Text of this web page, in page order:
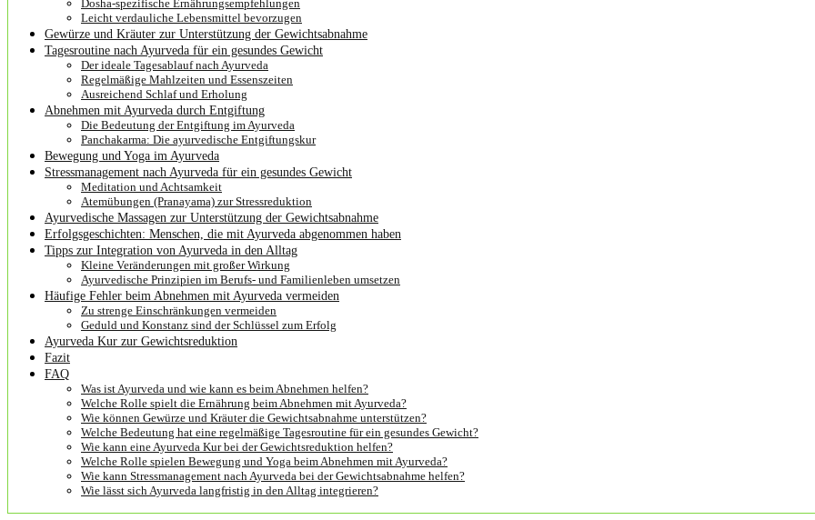
Dosha-spezifische Ernährungsempfehlungen
Leicht verdauliche Lebensmittel bevorzugen
Gewürze und Kräuter zur Unterstützung der Gewichtsabnahme
Tagesroutine nach Ayurveda für ein gesundes Gewicht
Der ideale Tagesablauf nach Ayurveda
Regelmäßige Mahlzeiten und Essenszeiten
Ausreichend Schlaf und Erholung
Abnehmen mit Ayurveda durch Entgiftung
Die Bedeutung der Entgiftung im Ayurveda
Panchakarma: Die ayurvedische Entgiftungskur
Bewegung und Yoga im Ayurveda
Stressmanagement nach Ayurveda für ein gesundes Gewicht
Meditation und Achtsamkeit
Atemübungen (Pranayama) zur Stressreduktion
Ayurvedische Massagen zur Unterstützung der Gewichtsabnahme
Erfolgsgeschichten: Menschen, die mit Ayurveda abgenommen haben
Tipps zur Integration von Ayurveda in den Alltag
Kleine Veränderungen mit großer Wirkung
Ayurvedische Prinzipien im Berufs- und Familienleben umsetzen
Häufige Fehler beim Abnehmen mit Ayurveda vermeiden
Zu strenge Einschränkungen vermeiden
Geduld und Konstanz sind der Schlüssel zum Erfolg
Ayurveda Kur zur Gewichtsreduktion
Fazit
FAQ
Was ist Ayurveda und wie kann es beim Abnehmen helfen?
Welche Rolle spielt die Ernährung beim Abnehmen mit Ayurveda?
Wie können Gewürze und Kräuter die Gewichtsabnahme unterstützen?
Welche Bedeutung hat eine regelmäßige Tagesroutine für ein gesundes Gewicht?
Wie kann eine Ayurveda Kur bei der Gewichtsreduktion helfen?
Welche Rolle spielen Bewegung und Yoga beim Abnehmen mit Ayurveda?
Wie kann Stressmanagement nach Ayurveda bei der Gewichtsabnahme helfen?
Wie lässt sich Ayurveda langfristig in den Alltag integrieren?